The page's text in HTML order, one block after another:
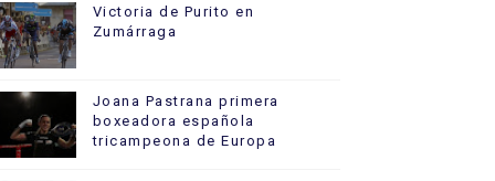
Victoria de Purito en
Zumárraga
Joana Pastrana primera
boxeadora española
tricampeona de Europa